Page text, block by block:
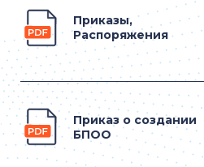
Приказы,
Распоряжения
Приказ о создании
БПОО